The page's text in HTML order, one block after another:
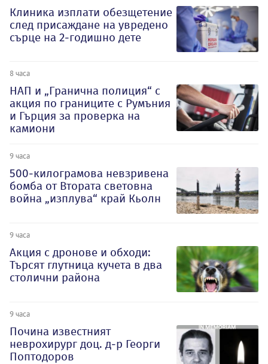
Клиника изплати обезщетение
след присаждане на увредено
сърце на 2-годишно дете
8 часа
НАП и „Гранична полиция“ с
акция по границите с Румъния
и Гърция за проверка на
камиони
9 часа
500-килограмова невзривена
бомба от Втората световна
война „изплува“ край Кьолн
9 часа
Акция с дронове и обходи:
Търсят глутница кучета в два
столични района
9 часа
Почина известният
неврохирург доц. д-р Георги
Поптодоров